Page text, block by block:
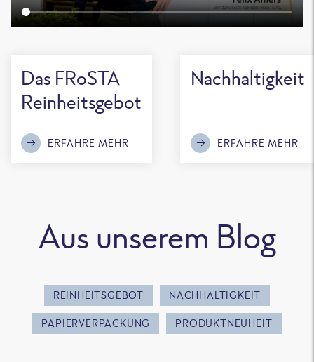
Das FRoSTA
Reinheitsgebot
ERFAHRE MEHR
Nachhaltigkeit
ERFAHRE MEHR
Aus unserem Blog
REINHEITSGEBOT NACHHALTIGKEIT
PAPIERVERPACKUNG PRODUKTNEUHEIT